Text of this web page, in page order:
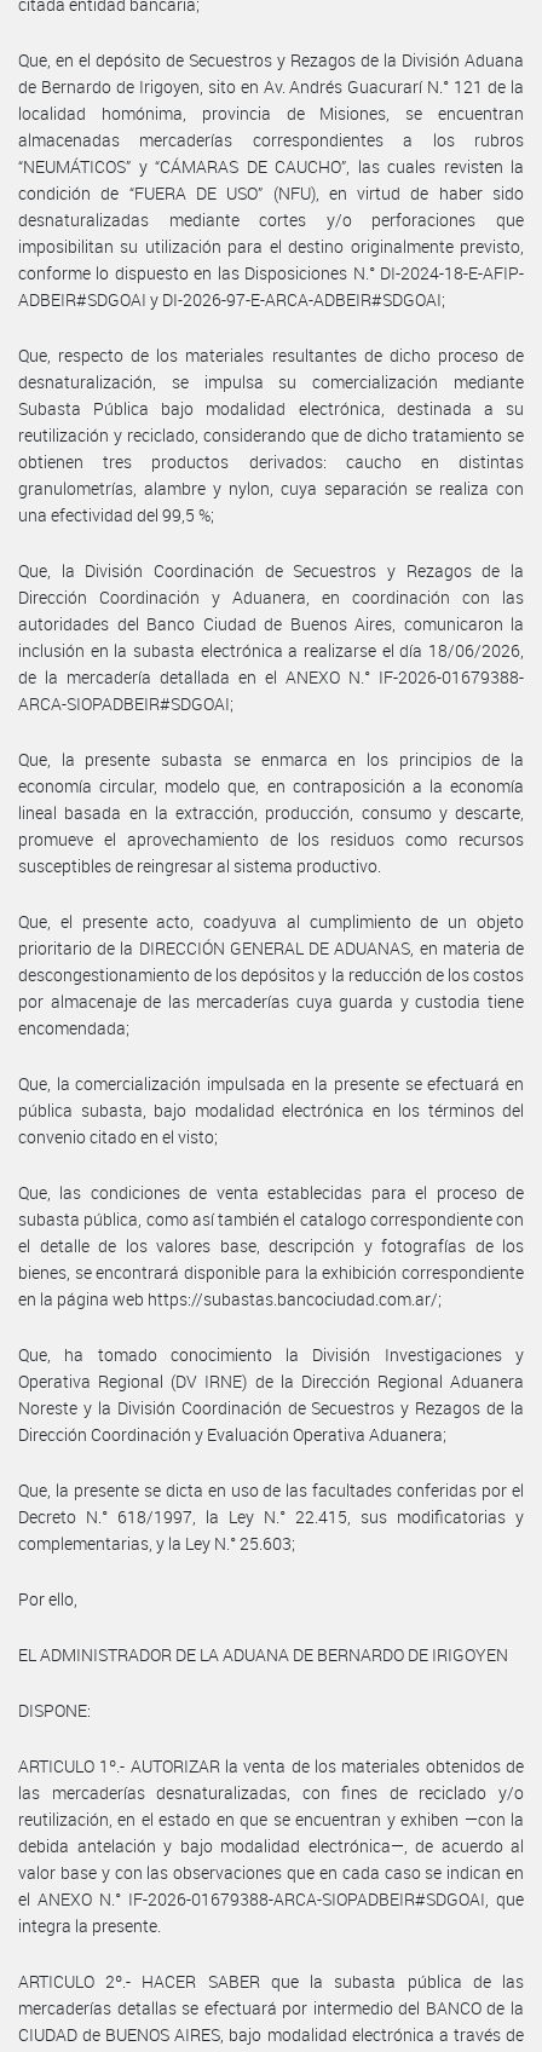
Que, en el depósito de Secuestros y Rezagos de la División Aduana
de Bernardo de Irigoyen, sito en Av. Andrés Guacurarí N.° 121 de la
localidad homónima, provincia de Misiones, se encuentran
almacenadas mercaderías correspondientes a los rubros
“NEUMÁTICOS” y “CÁMARAS DE CAUCHO”, las cuales revisten la
condición de “FUERA DE USO” (NFU), en virtud de haber sido
desnaturalizadas mediante cortes y/o perforaciones que
imposibilitan su utilización para el destino originalmente previsto,
conforme lo dispuesto en las Disposiciones N.° DI-2024-18-E-AFIP-
ADBEIR#SDGOAI y DI-2026-97-E-ARCA-ADBEIR#SDGOAI;
Que, respecto de los materiales resultantes de dicho proceso de
desnaturalización, se impulsa su comercialización mediante
Subasta Pública bajo modalidad electrónica, destinada a su
reutilización y reciclado, considerando que de dicho tratamiento se
obtienen tres productos derivados: caucho en distintas
granulometrías, alambre y nylon, cuya separación se realiza con
una efectividad del 99,5 %;
Que, la División Coordinación de Secuestros y Rezagos de la
Dirección Coordinación y Aduanera, en coordinación con las
autoridades del Banco Ciudad de Buenos Aires, comunicaron la
inclusión en la subasta electrónica a realizarse el día 18/06/2026,
de la mercadería detallada en el ANEXO N.° IF-2026-01679388-
ARCA-SIOPADBEIR#SDGOAI;
Que, la presente subasta se enmarca en los principios de la
economía circular, modelo que, en contraposición a la economía
lineal basada en la extracción, producción, consumo y descarte,
promueve el aprovechamiento de los residuos como recursos
susceptibles de reingresar al sistema productivo.
Que, el presente acto, coadyuva al cumplimiento de un objeto
prioritario de la DIRECCIÓN GENERAL DE ADUANAS, en materia de
descongestionamiento de los depósitos y la reducción de los costos
por almacenaje de las mercaderías cuya guarda y custodia tiene
encomendada;
Que, la comercialización impulsada en la presente se efectuará en
pública subasta, bajo modalidad electrónica en los términos del
convenio citado en el visto;
Que, las condiciones de venta establecidas para el proceso de
subasta pública, como así también el catalogo correspondiente con
el detalle de los valores base, descripción y fotografías de los
bienes, se encontrará disponible para la exhibición correspondiente
en la página web https://subastas.bancociudad.com.ar/;
Que, ha tomado conocimiento la División Investigaciones y
Operativa Regional (DV IRNE) de la Dirección Regional Aduanera
Noreste y la División Coordinación de Secuestros y Rezagos de la
Dirección Coordinación y Evaluación Operativa Aduanera;
Que, la presente se dicta en uso de las facultades conferidas por el
Decreto N.° 618/1997, la Ley N.° 22.415, sus modificatorias y
complementarias, y la Ley N.° 25.603;
Por ello,
EL ADMINISTRADOR DE LA ADUANA DE BERNARDO DE IRIGOYEN
DISPONE:
ARTICULO 1º.- AUTORIZAR la venta de los materiales obtenidos de
las mercaderías desnaturalizadas, con fines de reciclado y/o
reutilización, en el estado en que se encuentran y exhiben —con la
debida antelación y bajo modalidad electrónica—, de acuerdo al
valor base y con las observaciones que en cada caso se indican en
el ANEXO N.° IF-2026-01679388-ARCA-SIOPADBEIR#SDGOAI, que
integra la presente.
ARTICULO 2º.- HACER SABER que la subasta pública de las
mercaderías detallas se efectuará por intermedio del BANCO de la
CIUDAD de BUENOS AIRES, bajo modalidad electrónica a través de